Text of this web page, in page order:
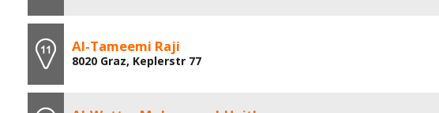
Al-Tameemi Raji
8020 Graz, Keplerstr 77